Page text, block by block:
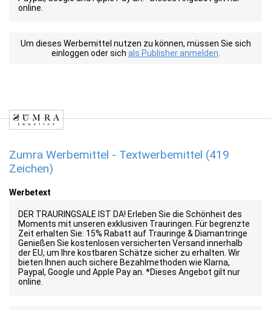
online.
Um dieses Werbemittel nutzen zu können, müssen Sie sich
einloggen oder sich als Publisher anmelden
Zumra Werbemittel - Textwerbemittel (419
Zeichen)
Werbetext
DER TRAURINGSALE IST DA! Erleben Sie die Schönheit des
Moments mit unseren exklusiven Trauringen. Für begrenzte
Zeit erhalten Sie: 15% Rabatt auf Trauringe & Diamantringe
Genießen Sie kostenlosen versicherten Versand innerhalb
der EU, um Ihre kostbaren Schätze sicher zu erhalten. Wir
bieten Ihnen auch sichere Bezahlmethoden wie Klarna,
Paypal, Google und Apple Pay an. *Dieses Angebot gilt nur
online.